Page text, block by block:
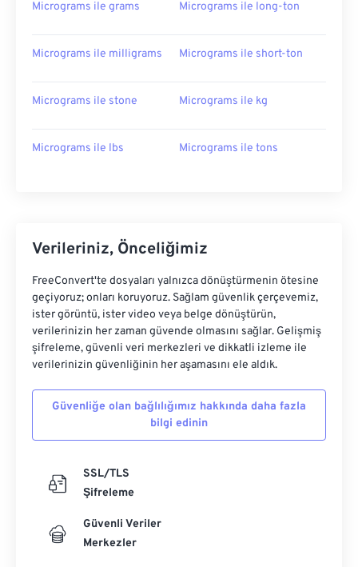
Micrograms ile grams Micrograms ile long-ton
Micrograms ile milligrams Micrograms ile short-ton
Micrograms ile stone Micrograms ile kg
Micrograms ile lbs Micrograms ile tons
Verileriniz, Önceliğimiz
FreeConvert'te dosyaları yalnızca dönüştürmenin ötesine
geçiyoruz; onları koruyoruz. Sağlam güvenlik çerçevemiz,
ister görüntü, ister video veya belge dönüştürün,
verilerinizin her zaman güvende olmasını sağlar. Gelişmiş
şifreleme, güvenli veri merkezleri ve dikkatli izleme ile
verilerinizin güvenliğinin her aşamasını ele aldık.
Güvenliğe olan bağlılığımız hakkında daha fazla
bilgi edinin
SSL/TLS
Şifreleme
Güvenli Veriler
Merkezler